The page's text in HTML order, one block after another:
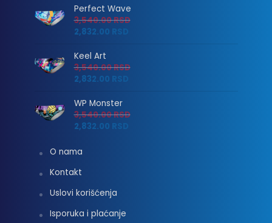
Perfect Wave
3,540.00RSD
2,832.00 RSD
Keel Art
3,540.00RSD
2,832.00 RSD
WP Monster
3,540.00RSD
2,832.00 RSD
O nama
Kontakt
Uslovi korišćenja
Isporuka i plaćanje